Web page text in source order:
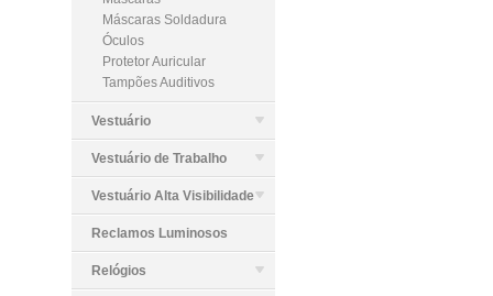
Máscaras Soldadura
Óculos
Protetor Auricular
Tampões Auditivos
Vestuário
Vestuário de Trabalho
Vestuário Alta Visibilidade
Reclamos Luminosos
Relógios